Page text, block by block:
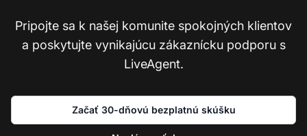
Pripojte sa k našej komunite spokojných klientov
a poskytujte vynikajúcu zákaznícku podporu s
LiveAgent.
Začať 30-dňovú bezplatnú skúšku